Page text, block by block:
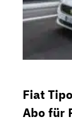
Fiat
Abo für